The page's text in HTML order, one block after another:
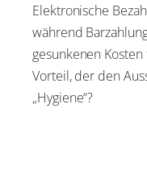
Elektronische
während
gesunkenen
Vorteil, der den
„Hygiene“?